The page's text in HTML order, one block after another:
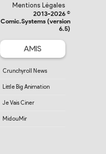
Mentions Légales
2013-2026 ©
Comic.Systems (version
6.5)
AMIS
Crunchyroll News
Little Big Animation
Je Vais Ciner
MidouMir